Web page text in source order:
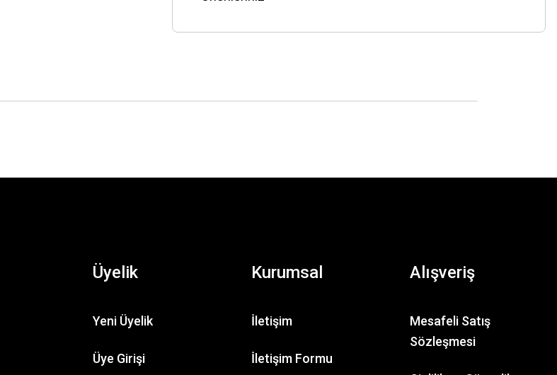
Üyelik
Yeni Üyelik
Üye Girişi
Kurumsal
İletişim
İletişim Formu
Alışveriş
Mesafeli Satış
Sözleşmesi